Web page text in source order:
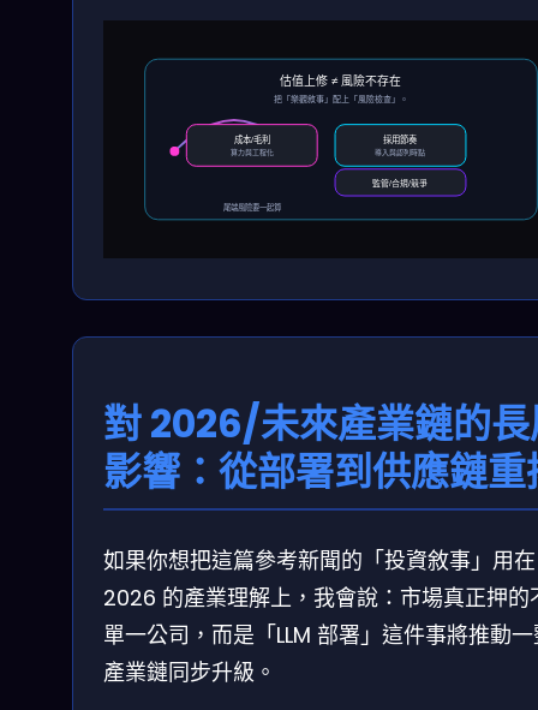
估值上修 ≠ 風險不存在
把「樂觀敘事」配上「風險檢查」。
成本/毛利
算力與工程化
採用節奏
導入與認列時點
監管/合規/競爭
尾端風險要一起算
對 2026/未來產業鏈的
影響：從部署到供應鏈重
如果你想把這篇參考新聞的「投資敘事」用在
2026 的產業理解上，我會說：市場真正押的
單一公司，而是「LLM 部署」這件事將推動
產業鏈同步升級。